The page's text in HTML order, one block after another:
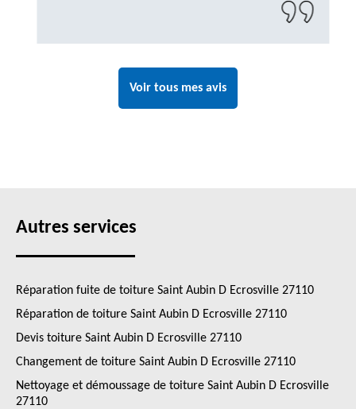
Voir tous mes avis
Autres services
Réparation fuite de toiture Saint Aubin D Ecrosville 27110
Réparation de toiture Saint Aubin D Ecrosville 27110
Devis toiture Saint Aubin D Ecrosville 27110
Changement de toiture Saint Aubin D Ecrosville 27110
Nettoyage et démoussage de toiture Saint Aubin D Ecrosville
27110